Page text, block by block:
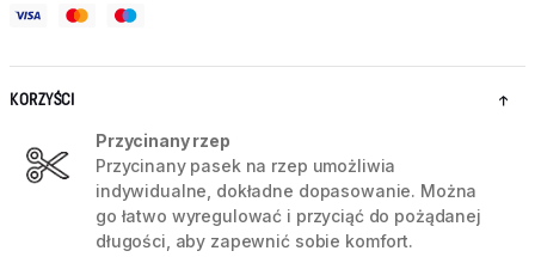
KORZYŚCI
Przycinany rzep
Przycinany pasek na rzep umożliwia
indywidualne, dokładne dopasowanie. Można
go łatwo wyregulować i przyciąć do pożądanej
długości, aby zapewnić sobie komfort.